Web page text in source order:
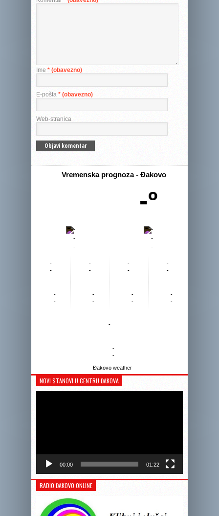
Ime * (obavezno)
E-pošta * (obavezno)
Web-stranica
Vremenska prognoza - Đakovo
-º
-
-
-
-
-
-
-
-
-
-
-
-
-
-
-
-
-
-
-
-
-
-
-
-
-
-
Đakovo weather
NOVI STANOVI U CENTRU ĐAKOVA
00:00 01:22
RADIO ĐAKOVO ONLINE